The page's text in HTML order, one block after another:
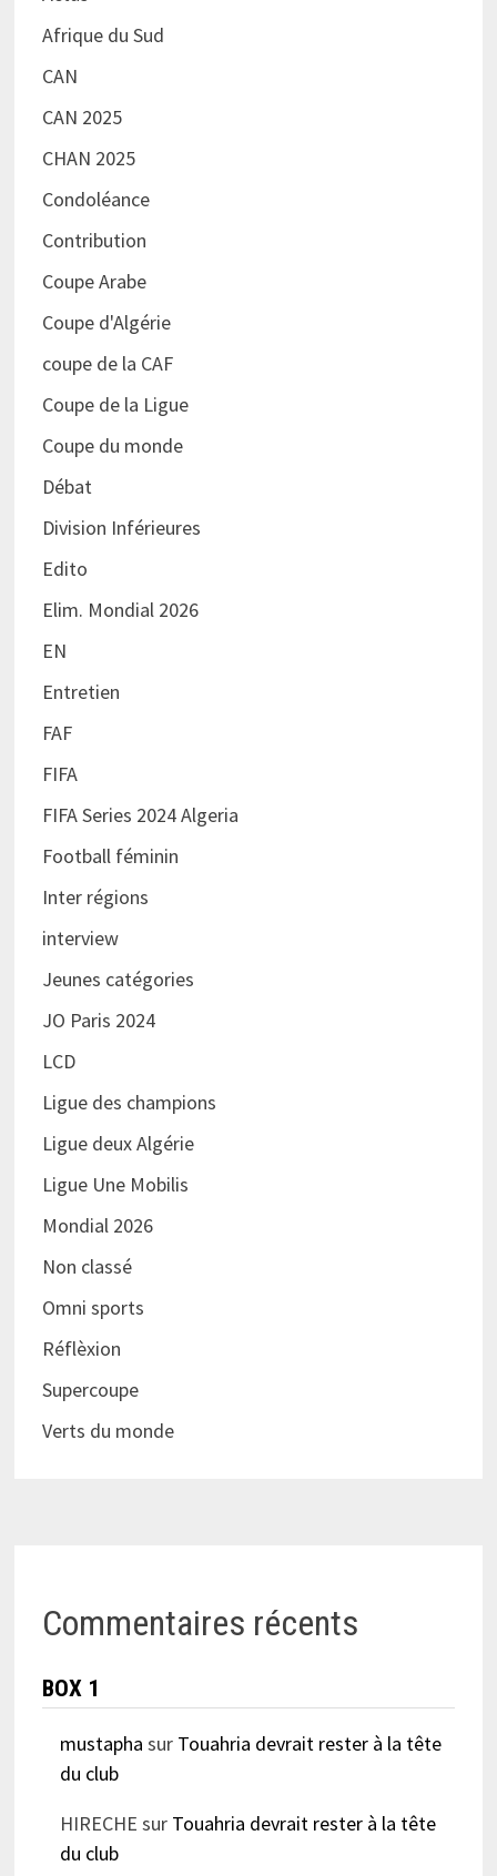
Afrique du Sud
CAN
CAN 2025
CHAN 2025
Condoléance
Contribution
Coupe Arabe
Coupe d'Algérie
coupe de la CAF
Coupe de la Ligue
Coupe du monde
Débat
Division Inférieures
Edito
Elim. Mondial 2026
EN
Entretien
FAF
FIFA
FIFA Series 2024 Algeria
Football féminin
Inter régions
interview
Jeunes catégories
JO Paris 2024
LCD
Ligue des champions
Ligue deux Algérie
Ligue Une Mobilis
Mondial 2026
Non classé
Omni sports
Réflèxion
Supercoupe
Verts du monde
Commentaires récents
BOX 1
mustapha sur Touahria devrait rester à la tête
du club
HIRECHE sur Touahria devrait rester à la tête
du club